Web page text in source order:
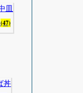
(47)